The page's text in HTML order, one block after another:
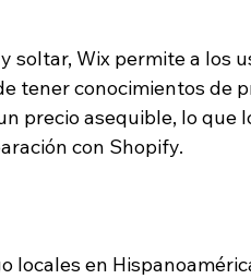
soltar, Wix permite a los
tener conocimientos de
precio asequible, lo que
con Shopify.
locales en